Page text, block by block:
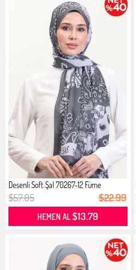
Desenli Soft Şal 70267-12 Füme
$57.05 $22.99
HEMEN AL$13.79